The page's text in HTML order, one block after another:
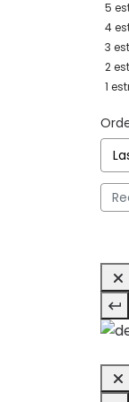
5
4
3
2
1